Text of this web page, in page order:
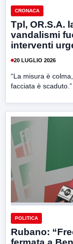
CRONACA
Tpl, OR.S.A.
vandalismi
interventi
20 LUGLIO 2026
“La misura è
facciata è
POLITICA
Rubano: